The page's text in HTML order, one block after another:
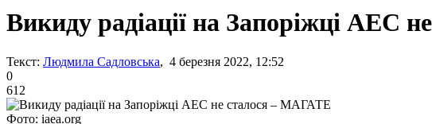
Викиду радіації на Запоріжці АЕС
Текст: Людмила Садловська, 4 березня 2022, 12:52
0
612
Фото: iaea.org